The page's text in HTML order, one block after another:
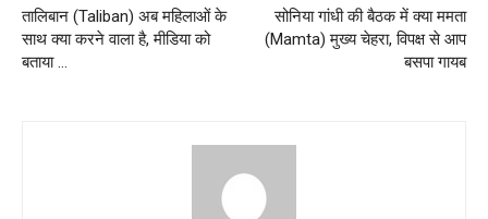
तालिबान (Taliban) अब महिलाओं के
साथ क्या करने वाला है, मीडिया को
बताया …
सोनिया गांधी की बैठक में क्या ममता
(Mamta) मुख्य चेहरा, विपक्ष से आप
बसपा गायब